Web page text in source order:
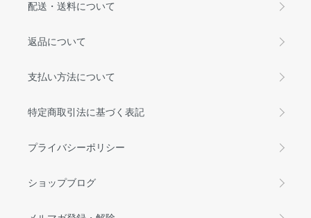
配送・送料について
返品について
支払い方法について
特定商取引法に基づく表記
プライバシーポリシー
ショップブログ